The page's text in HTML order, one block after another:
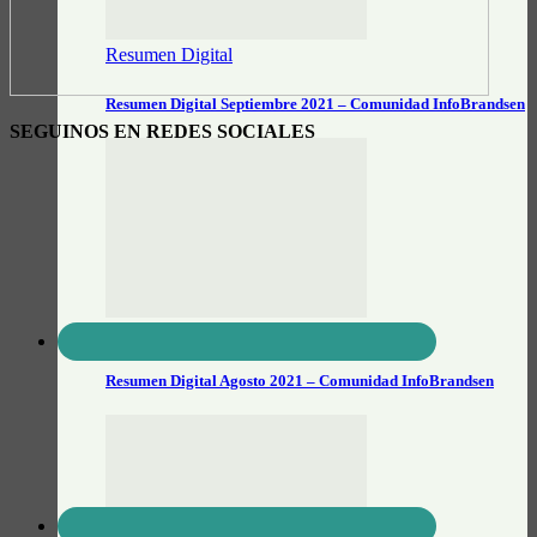
Resumen Digital
Resumen Digital Septiembre 2021 – Comunidad InfoBrandsen
Resumen Digital Agosto 2021 – Comunidad InfoBrandsen
SEGUINOS EN REDES SOCIALES